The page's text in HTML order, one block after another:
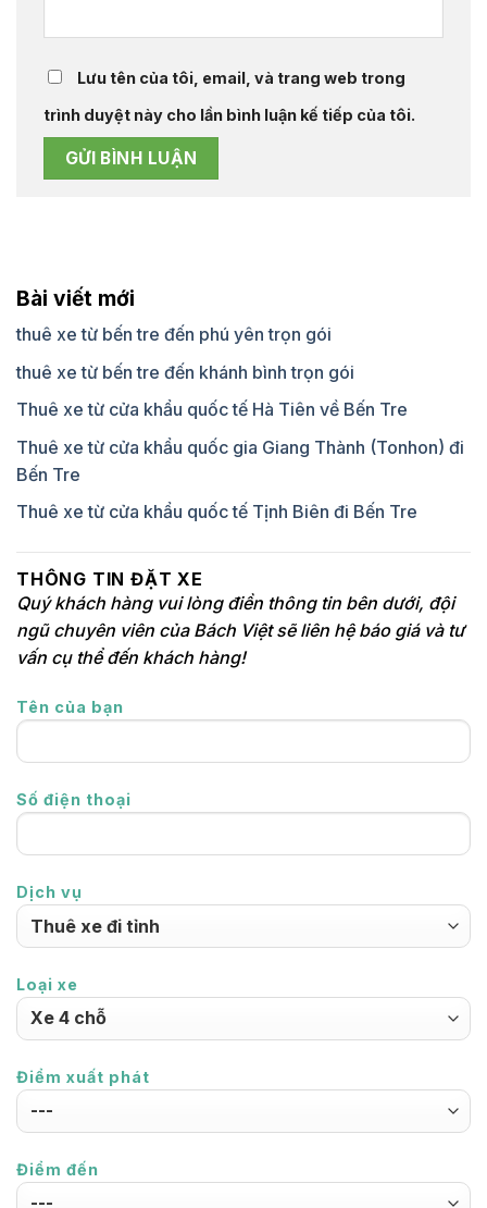
Lưu tên của tôi, email, và trang web trong
trình duyệt này cho lần bình luận kế tiếp của tôi.
Bài viết mới
thuê xe từ bến tre đến phú yên trọn gói
thuê xe từ bến tre đến khánh bình trọn gói
Thuê xe từ cửa khẩu quốc tế Hà Tiên về Bến Tre
Thuê xe từ cửa khẩu quốc gia Giang Thành (Tonhon) đi
Bến Tre
Thuê xe từ cửa khẩu quốc tế Tịnh Biên đi Bến Tre
THÔNG TIN ĐẶT XE
Quý khách hàng vui lòng điền thông tin bên dưới, đội
ngũ chuyên viên của Bách Việt sẽ liên hệ báo giá và tư
vấn cụ thể đến khách hàng!
Tên của bạn
Số điện thoại
Dịch vụ
Loại xe
Điểm xuất phát
Điểm đến